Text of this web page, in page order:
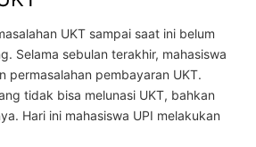
UKT sampai saat ini belum
Selama sebulan terakhir, mahasiswa
permasalahan pembayaran UKT.
tidak bisa melunasi UKT, bahkan
Hari ini mahasiswa UPI melakukan